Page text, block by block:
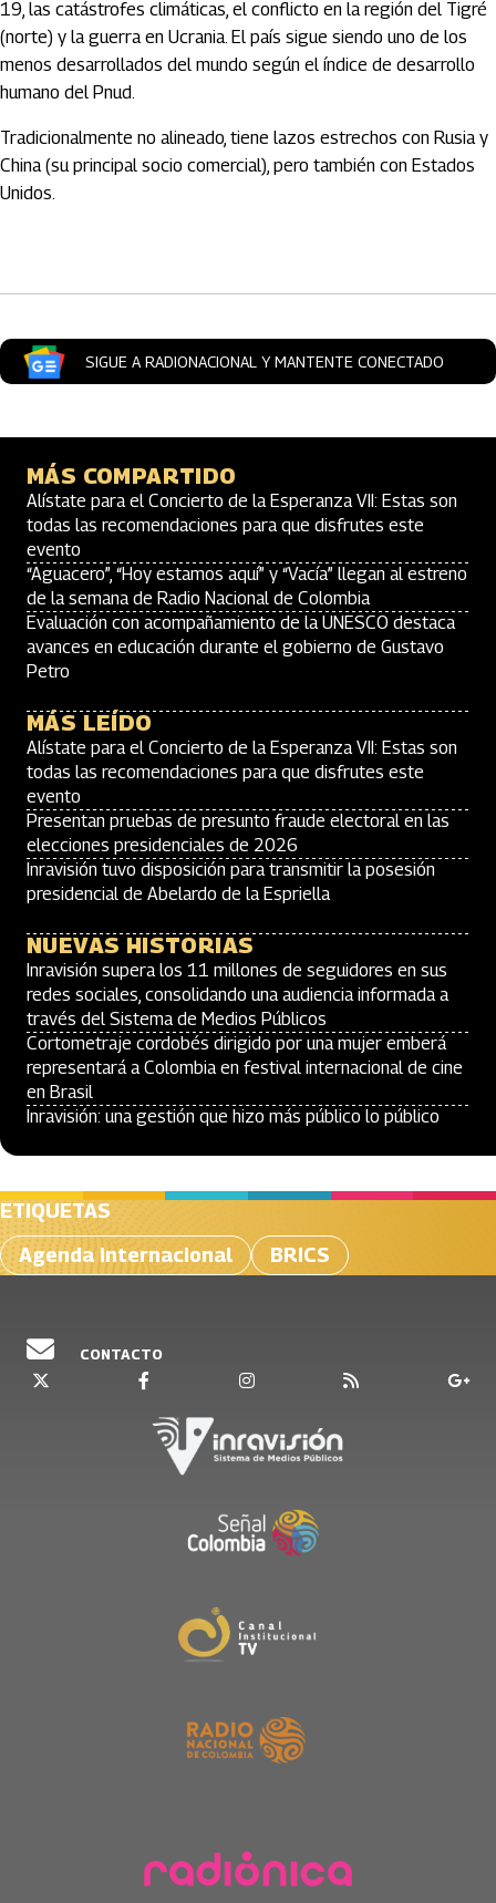
19, las catástrofes climáticas, el conflicto en la región del Tigré
(norte) y la guerra en Ucrania. El país sigue siendo uno de los
menos desarrollados del mundo según el índice de desarrollo
humano del Pnud.
Tradicionalmente no alineado, tiene lazos estrechos con Rusia y
China (su principal socio comercial), pero también con Estados
Unidos.
SIGUE A RADIONACIONAL Y MANTENTE CONECTADO
MÁS COMPARTIDO
Alístate para el Concierto de la Esperanza VII: Estas son
todas las recomendaciones para que disfrutes este
evento
“Aguacero”, “Hoy estamos aquí” y “Vacía” llegan al estreno
de la semana de Radio Nacional de Colombia
Evaluación con acompañamiento de la UNESCO destaca
avances en educación durante el gobierno de Gustavo
Petro
MÁS LEÍDO
Alístate para el Concierto de la Esperanza VII: Estas son
todas las recomendaciones para que disfrutes este
evento
Presentan pruebas de presunto fraude electoral en las
elecciones presidenciales de 2026
Inravisión tuvo disposición para transmitir la posesión
presidencial de Abelardo de la Espriella
NUEVAS HISTORIAS
Inravisión supera los 11 millones de seguidores en sus
redes sociales, consolidando una audiencia informada a
través del Sistema de Medios Públicos
Cortometraje cordobés dirigido por una mujer emberá
representará a Colombia en festival internacional de cine
en Brasil
Inravisión: una gestión que hizo más público lo público
ETIQUETAS
Agenda internacional
BRICS
CONTACTO